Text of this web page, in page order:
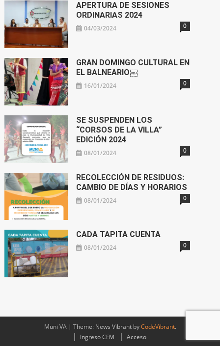
APERTURA DE SESIONES
ORDINARIAS 2024
04/03/2024 0
GRAN DOMINGO CULTURAL EN
EL BALNEARIO￼
16/01/2024 0
SE SUSPENDEN LOS
“CORSOS DE LA VILLA”
EDICIÓN 2024
08/01/2024 0
RECOLECCIÓN DE RESIDUOS:
CAMBIO DE DÍAS Y HORARIOS
08/01/2024 0
CADA TAPITA CUENTA
08/01/2024 0
Muni VA | Theme: News Vibrant byCodeVibrant.
Ingreso CFM
Acceso